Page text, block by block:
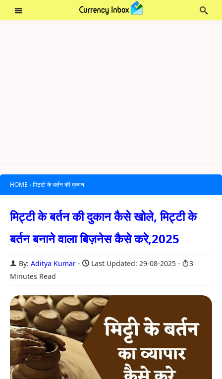
HOME › मिट्टी के बर्तन की दुकान
मिट्टी के बर्तन की दुकान कैसे खोले, मिट्टी के
बर्तन बनाने वाला बिज़नेस कैसे करे,2025
By: Aditya Kumar Last Updated: 29-08-2025
3
Minutes Read